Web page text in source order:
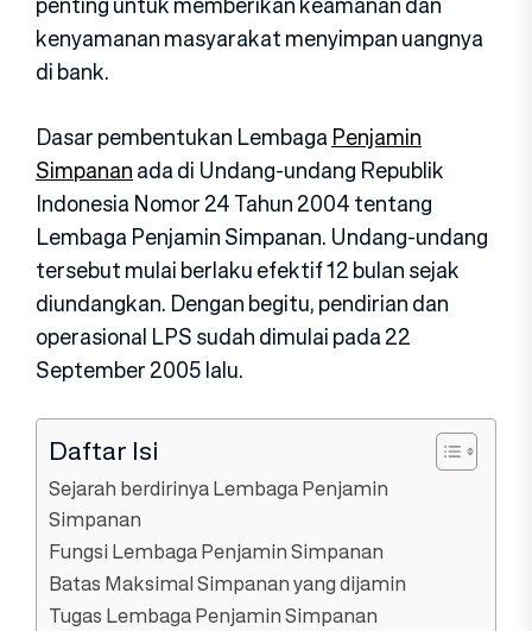
kenyamanan masyarakat menyimpan uangnya
di bank.
Dasar pembentukan LembagaPenjamin
Simpananada di Undang-undang Republik
Indonesia Nomor 24 Tahun 2004 tentang
Lembaga Penjamin Simpanan. Undang-undang
tersebut mulai berlaku efektif 12 bulan sejak
diundangkan. Dengan begitu, pendirian dan
operasional LPS sudah dimulai pada 22
September 2005 lalu.
Daftar Isi
Sejarah berdirinya Lembaga Penjamin
Simpanan
Fungsi Lembaga Penjamin Simpanan
Batas Maksimal Simpanan yang dijamin
Tugas Lembaga Penjamin Simpanan